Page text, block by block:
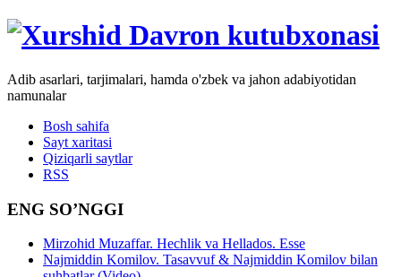
Adib asarlari, tarjimalari, hamda o'zbek va jahon adabiyotidan
namunalar
Bosh sahifa
Sayt xaritasi
Qiziqarli saytlar
RSS
ENG SO’NGGI
Mirzohid Muzaffar. Hechlik va Hellados. Esse
Najmiddin Komilov. Tasavvuf & Najmiddin Komilov bilan